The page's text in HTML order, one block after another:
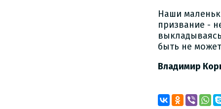
Наши
призвание -
быть не
Владимир